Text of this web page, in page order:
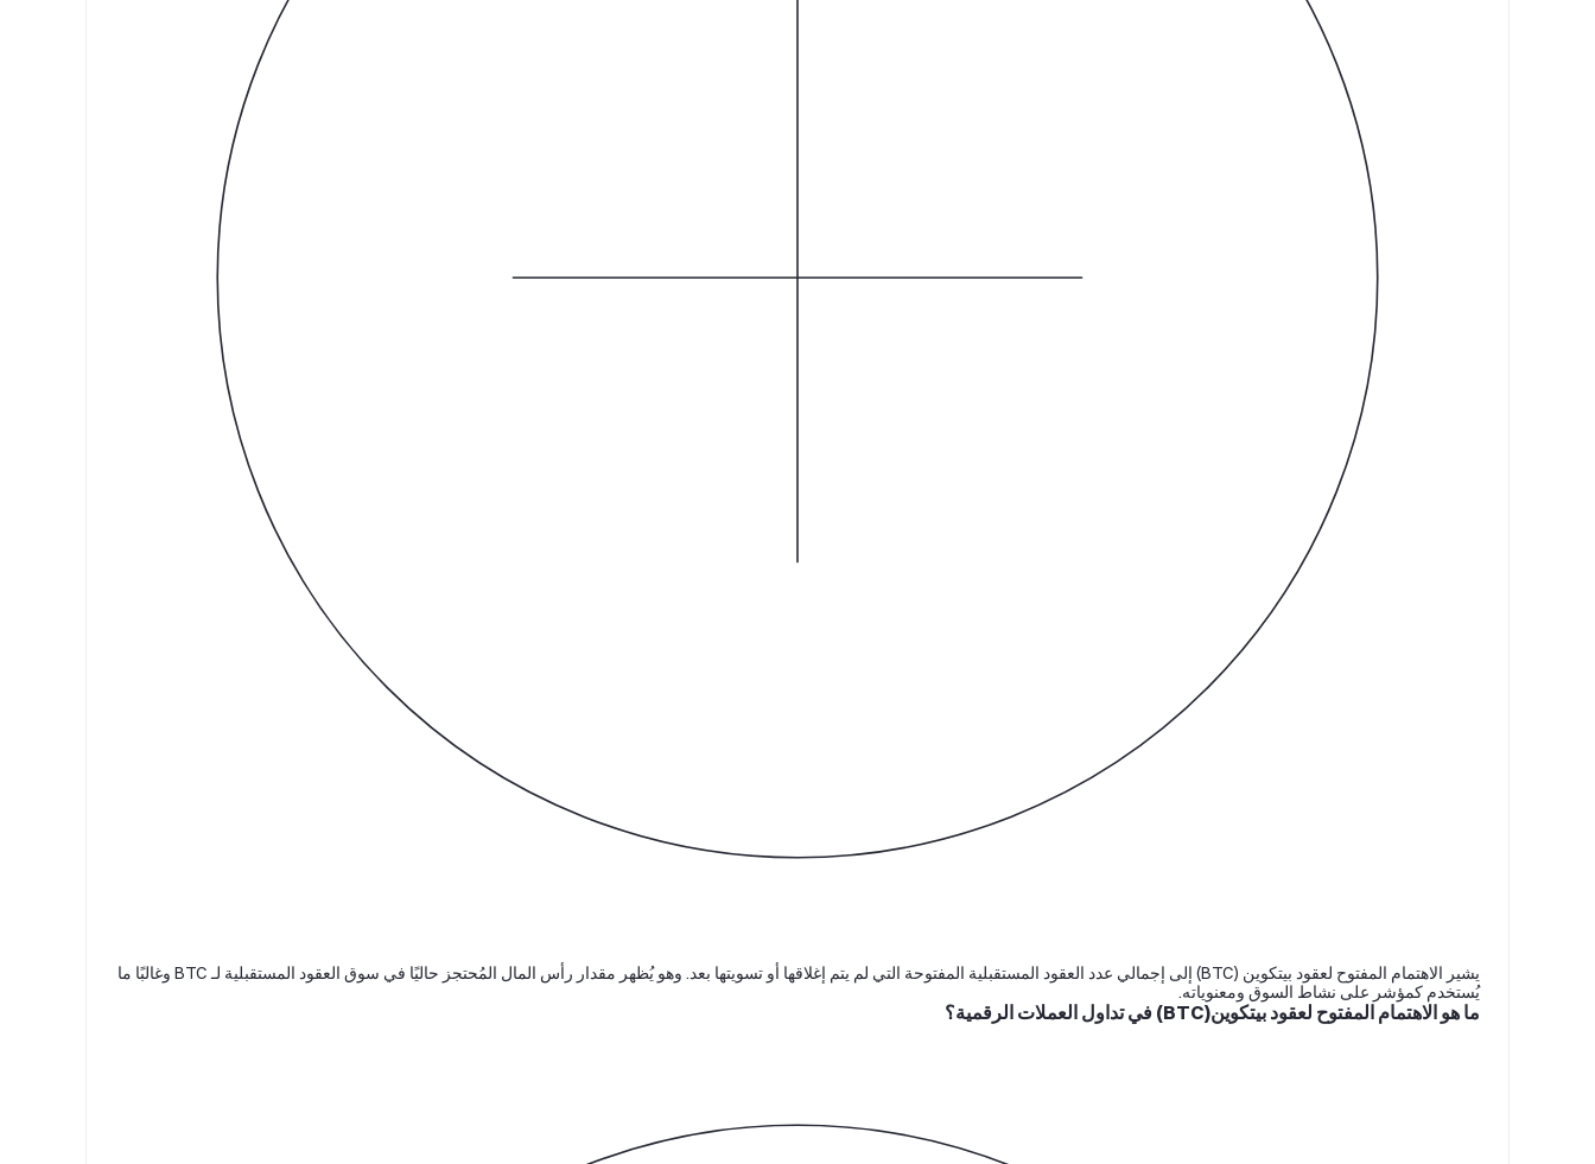
يشير الاهتمام المفتوح لعقود بيتكوين (BTC) إلى إجمالي عدد العقود المستقبلية المفتوحة التي لم يتم إغلاقها أو تسويتها بعد. وهو يُظهر مقدار رأس المال المُحتجز حاليًا في سوق العقود المستقبلية لـ BTC وغالبًا ما
يُستخدم كمؤشر على نشاط السوق ومعنوياته.
ما هو الاهتمام المفتوح لعقود بيتكوين(BTC) في تداول العملات الرقمية؟